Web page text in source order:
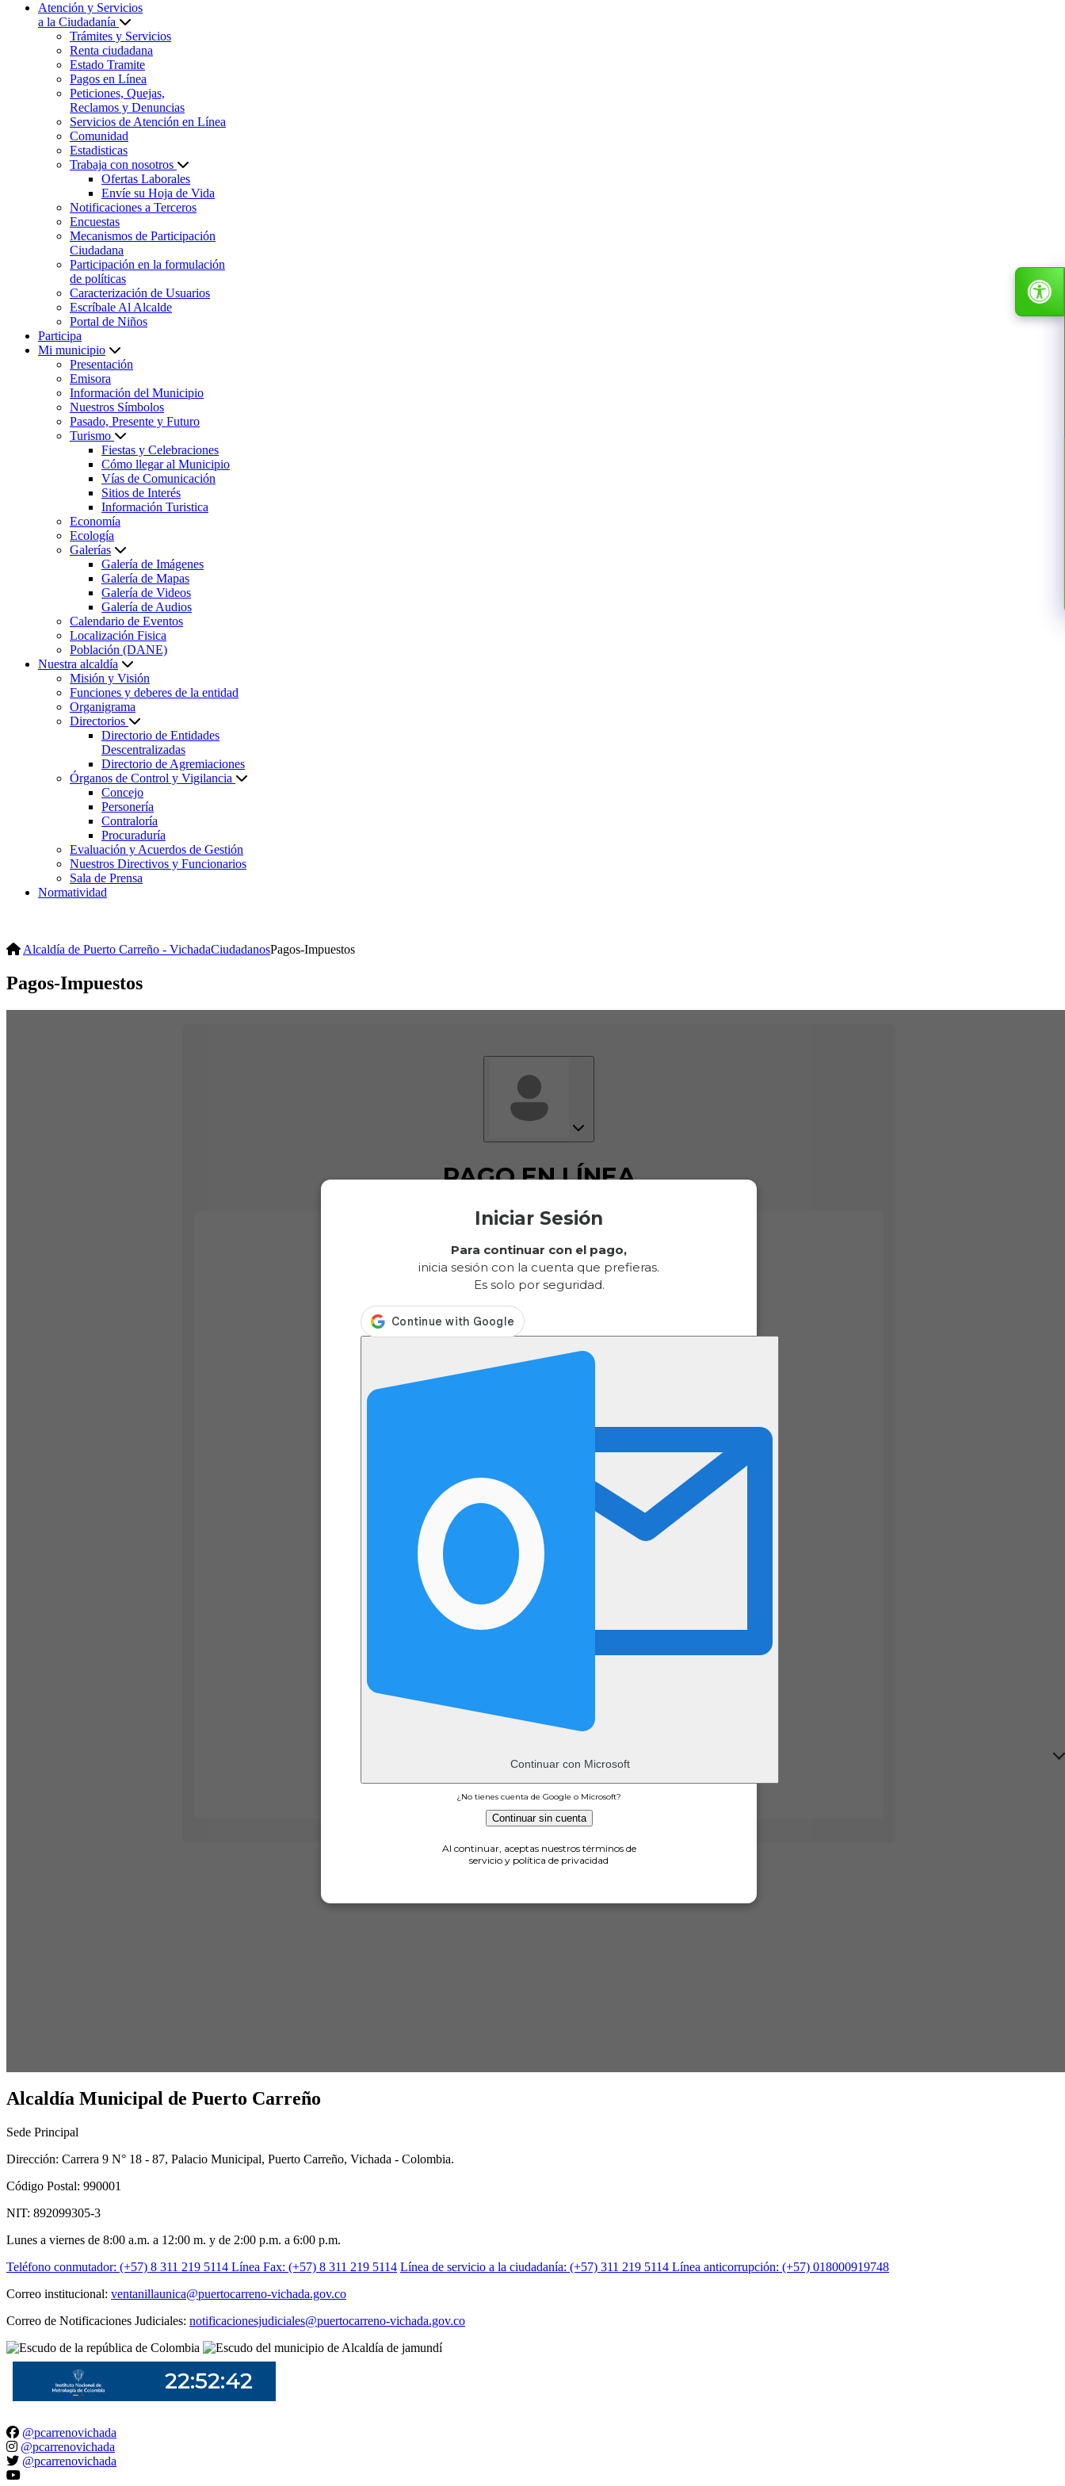
Atención y Servicios
a la Ciudadanía
Trámites y Servicios
Renta ciudadana
Estado Tramite
Pagos en Línea
Peticiones, Quejas,
Reclamos y Denuncias
Servicios de Atención en Línea
Comunidad
Estadisticas
Trabaja con nosotros
Ofertas Laborales
Envíe su Hoja de Vida
Notificaciones a Terceros
Encuestas
Mecanismos de Participación
Ciudadana
Participación en la formulación
de políticas
Caracterización de Usuarios
Escríbale Al Alcalde
Portal de Niños
Participa
Mi municipio
Presentación
Emisora
Información del Municipio
Nuestros Símbolos
Pasado, Presente y Futuro
Turismo
Fiestas y Celebraciones
Cómo llegar al Municipio
Vías de Comunicación
Sitios de Interés
Información Turistica
Economía
Ecología
Galerías
Galería de Imágenes
Galería de Mapas
Galería de Videos
Galería de Audios
Calendario de Eventos
Localización Fisica
Población (DANE)
Nuestra alcaldía
Misión y Visión
Funciones y deberes de la entidad
Organigrama
Directorios
Directorio de Entidades
Descentralizadas
Directorio de Agremiaciones
Órganos de Control y Vigilancia
Concejo
Personería
Contraloría
Procuraduría
Evaluación y Acuerdos de Gestión
Nuestros Directivos y Funcionarios
Sala de Prensa
Normatividad
Alcaldía de Puerto Carreño - VichadaCiudadanosPagos-Impuestos
Pagos-Impuestos
Alcaldía Municipal de Puerto Carreño
Sede Principal
Dirección: Carrera 9 N° 18 - 87, Palacio Municipal, Puerto Carreño, Vichada - Colombia.
Código Postal: 990001
NIT: 892099305-3
Lunes a viernes de 8:00 a.m. a 12:00 m. y de 2:00 p.m. a 6:00 p.m.
Teléfono conmutador: (+57) 8 311 219 5114 Línea Fax: (+57) 8 311 219 5114 Línea de servicio a la ciudadanía: (+57) 311 219 5114 Línea anticorrupción: (+57) 018000919748
Correo institucional: ventanillaunica@puertocarreno-vichada.gov.co
Correo de Notificaciones Judiciales: notificacionesjudiciales@puertocarreno-vichada.gov.co
@pcarrenovichada
@pcarrenovichada
@pcarrenovichada